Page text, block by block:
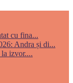
cu fina...
Andra și di...
izvor....